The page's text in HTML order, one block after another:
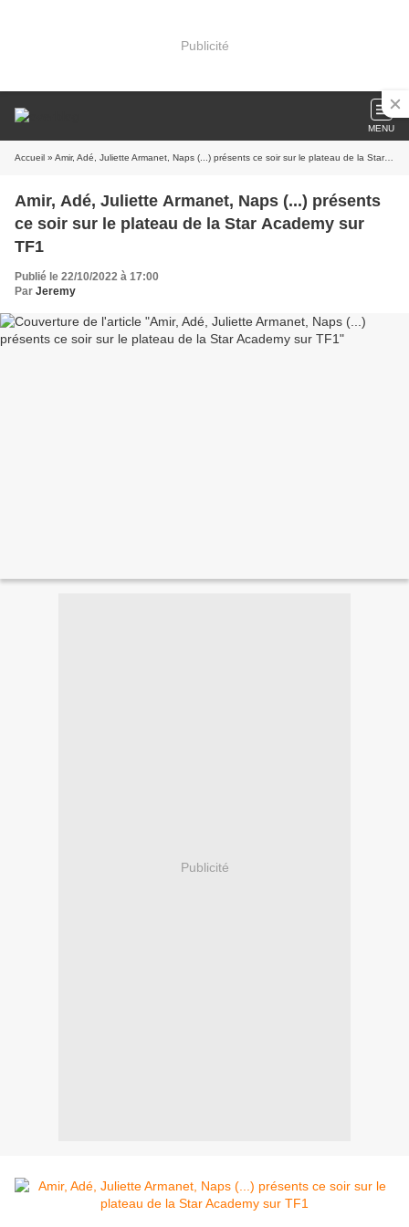
Publicité
MENU
Accueil » Amir, Adé, Juliette Armanet, Naps (...) présents ce soir sur le plateau de la Star Academy sur TF1
Amir, Adé, Juliette Armanet, Naps (...) présents
ce soir sur le plateau de la Star Academy sur
TF1
Publié le 22/10/2022 à 17:00
Par Jeremy
Publicité